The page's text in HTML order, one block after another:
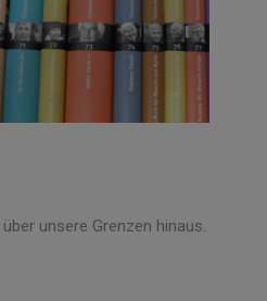
unsere Grenzen hinaus.